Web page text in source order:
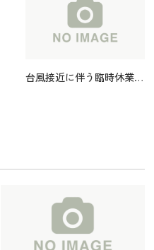
台風接近に伴う臨時休業の